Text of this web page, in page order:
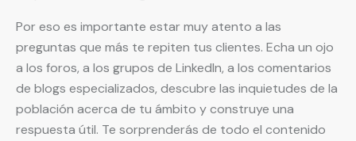
Por eso es importante estar muy atento a las
preguntas que más te repiten tus clientes. Echa un ojo
a los foros, a los grupos de LinkedIn, a los comentarios
de blogs especializados, descubre las inquietudes de la
población acerca de tu ámbito y construye una
respuesta útil. Te sorprenderás de todo el contenido